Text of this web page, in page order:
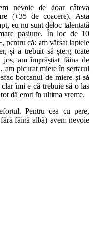
nevoie de doar câteva
(+35 de coacere). Asta
eu nu sunt deloc talentată
pasiune. În loc de 10
pentru că: am vărsat laptele
și a trebuit să șterg toate
am împrăștiat făina de
am picurat miere în sertarul
borcanul de miere și să
îmi e că trebuie să o las
dă erori în ultima vreme.
Pentru cea cu pere,
făină albă) avem nevoie